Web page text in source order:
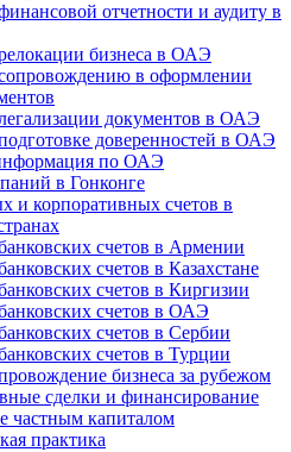
отчетности и аудиту в
бизнеса в ОАЭ
в оформлении
документов в ОАЭ
доверенностей в ОАЭ
по ОАЭ
в Гонконге
и корпоративных счетов в
счетов в Армении
счетов в Казахстане
счетов в Киргизии
счетов в ОАЭ
счетов в Сербии
счетов в Турции
бизнеса за рубежом
сделки и финансирование
частным капиталом
практика